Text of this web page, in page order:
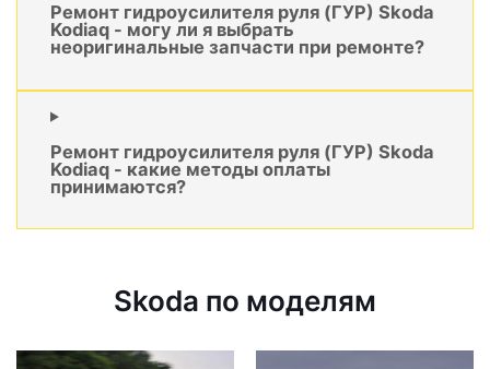
Ремонт гидроусилителя руля (ГУР) Skoda
Kodiaq - могу ли я выбрать
неоригинальные запчасти при ремонте?
Ремонт гидроусилителя руля (ГУР) Skoda
Kodiaq - какие методы оплаты
принимаются?
Skoda по моделям